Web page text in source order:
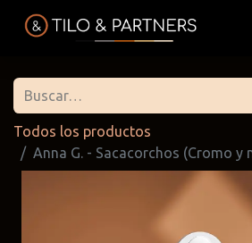
Todos los productos
Anna G. - Sacacorchos (Cromo y